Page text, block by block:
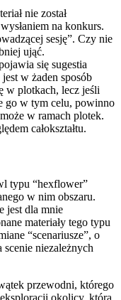
nie został
na konkurs.
sesję”. Czy nie
ująć.
się sugestia
w żaden sposób
w plotkach, lecz jeśli
go w tym celu, powinno
w ramach plotek.
całokształtu.
typu “hexflower”
w nim obszaru.
jest dla mnie
materiały tego typu
“scenariusze”, o
niezależnych
przewodni, którego
okolicy, która